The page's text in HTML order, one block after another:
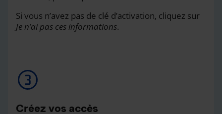
Si vous n’avez pas de clé d’activation, cliquez sur
Je n’ai pas ces informations.
Créez vos accès